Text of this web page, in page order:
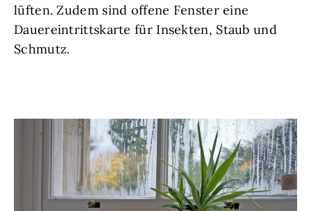
lüften. Zudem sind offene Fenster eine
Dauereintrittskarte für Insekten, Staub und
Schmutz.